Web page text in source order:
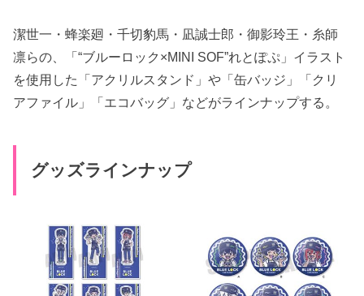
潔世一・蜂楽廻・千切豹馬・凪誠士郎・御影玲王・糸師
凛らの、「“ブルーロック×MINI SOF”れとぽぷ」イラスト
を使用した「アクリルスタンド」や「缶バッジ」「クリ
アファイル」「エコバッグ」などがラインナップする。
グッズラインナップ